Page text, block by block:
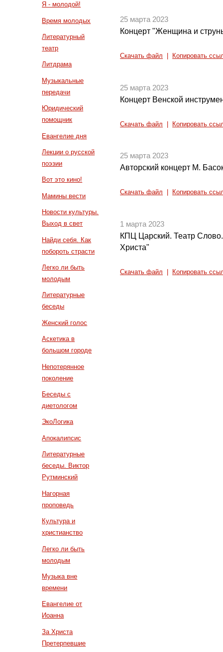
Я - молодой!
Время молодых
Литературный
театр
Литдрама
Музыкальные
передачи
Юридический
помощник
Евангелие дня
Лекции о русской
поэзии
Вот это кино!
Мамины вести
Новости культуры.
Выход в свет
Найди себя. Как
побороть страсти
Легко ли быть
молодым
Литературные
беседы
Женский голос
Аскетика в
большом городе
Непотерянное
поколение
Беседы с
диетологом
ЭкоЛогика
Апокалипсис
Литературные
беседы. Виктор
Рутминский
Нагорная
проповедь
Культура и
христианство
Легко ли быть
молодым
Музыка вне
времени
Евангелие от
Иоанна
За Христа
Претерпевшие
25 марта 2023
Концерт "Женщина и
Скачать файл Копировать
25 марта 2023
Концерт Венской
Скачать файл Копировать
25 марта 2023
Авторский концерт М.
Скачать файл Копировать
1 марта 2023
КПЦ Царский. Театр
Христа"
Скачать файл Копировать